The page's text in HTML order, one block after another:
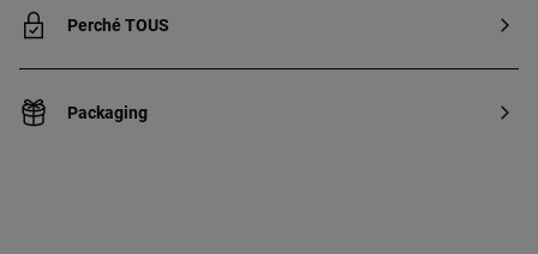
Perché TOUS
Packaging